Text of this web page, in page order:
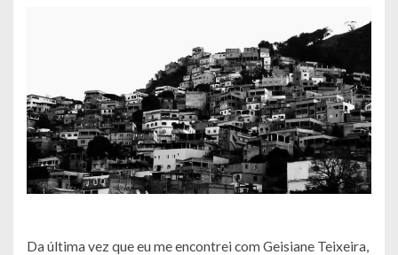
Da última vez que eu me encontrei com Geisiane Teixeira,